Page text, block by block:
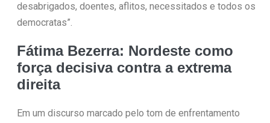
desabrigados, doentes, aflitos, necessitados e todos os
democratas”.
Fátima Bezerra: Nordeste como
força decisiva contra a extrema
direita
Em um discurso marcado pelo tom de enfrentamento